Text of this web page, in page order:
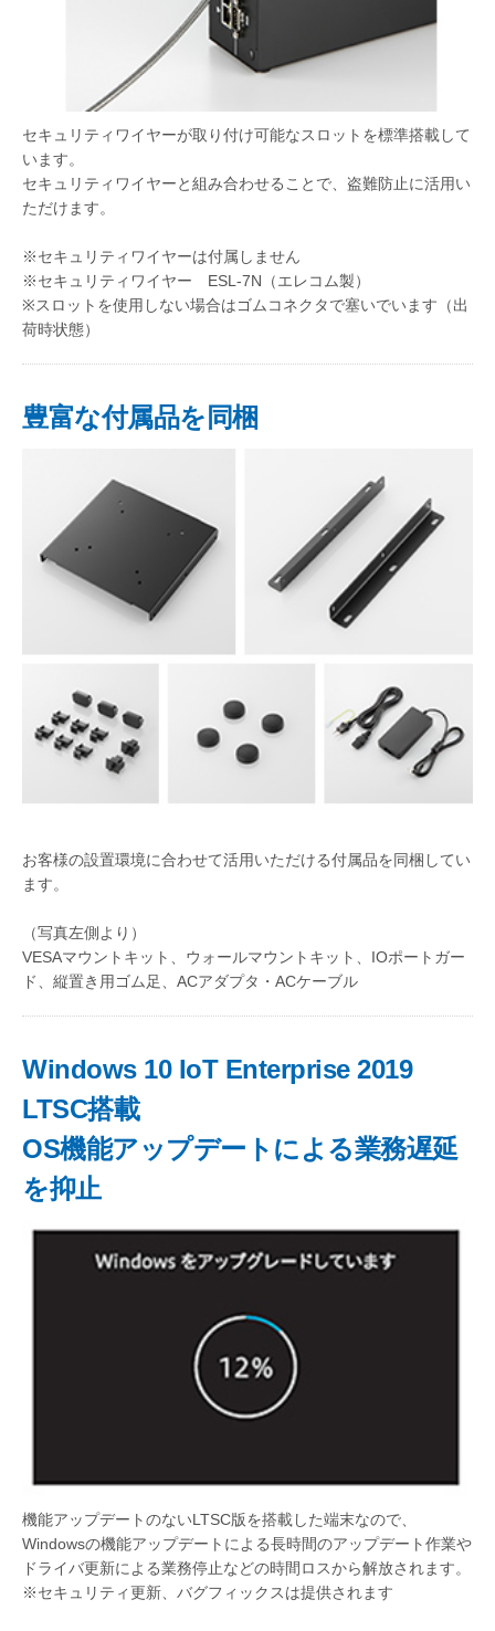
セキュリティワイヤーが取り付け可能なスロットを標準搭載して
います。
セキュリティワイヤーと組み合わせることで、盗難防止に活用い
ただけます。
※セキュリティワイヤーは付属しません
※セキュリティワイヤー ESL-7N（エレコム製）
※スロットを使用しない場合はゴムコネクタで塞いでいます（出
荷時状態）
豊富な付属品を同梱
お客様の設置環境に合わせて活用いただける付属品を同梱してい
ます。
（写真左側より）
VESAマウントキット、ウォールマウントキット、IOポートガー
ド、縦置き用ゴム足、ACアダプタ・ACケーブル
Windows 10 IoT Enterprise 2019
LTSC搭載
OS機能アップデートによる業務遅延
を抑止
機能アップデートのないLTSC版を搭載した端末なので、
Windowsの機能アップデートによる長時間のアップデート作業や
ドライバ更新による業務停止などの時間ロスから解放されます。
※セキュリティ更新、バグフィックスは提供されます